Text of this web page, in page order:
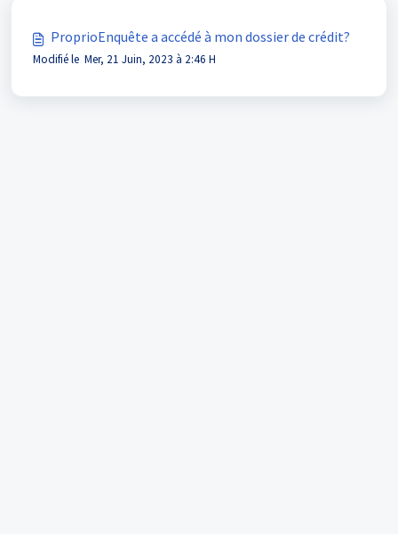
ProprioEnquête a accédé à mon dossier de crédit?
Modifié le Mer, 21 Juin, 2023 à 2:46 H